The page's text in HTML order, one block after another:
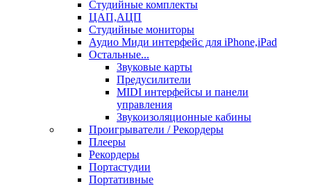
Студийные комплекты
ЦАП,АЦП
Студийные мониторы
Аудио Миди интерфейс для iPhone,iPad
Остальные...
Звуковые карты
Предусилители
MIDI интерфейсы и панели
управления
Звукоизоляционные кабины
Проигрыватели / Рекордеры
Плееры
Рекордеры
Портастудии
Портативные